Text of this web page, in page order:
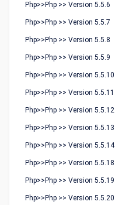
Php>>Php >> Version 5.5.6
Php>>Php >> Version 5.5.7
Php>>Php >> Version 5.5.8
Php>>Php >> Version 5.5.9
Php>>Php >> Version 5.5.10
Php>>Php >> Version 5.5.11
Php>>Php >> Version 5.5.12
Php>>Php >> Version 5.5.13
Php>>Php >> Version 5.5.14
Php>>Php >> Version 5.5.18
Php>>Php >> Version 5.5.19
Php>>Php >> Version 5.5.20